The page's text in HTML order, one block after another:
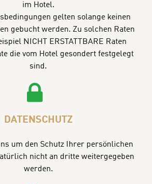
im Hotel.
gelten solange keinen
gebucht werden. Zu solchen Raten
NICHT ERSTATTBARE Raten
die vom Hotel gesondert festgelegt
sind.
DATENSCHUTZ
um den Schutz Ihrer persönlichen
nicht an dritte weitergegeben
werden.